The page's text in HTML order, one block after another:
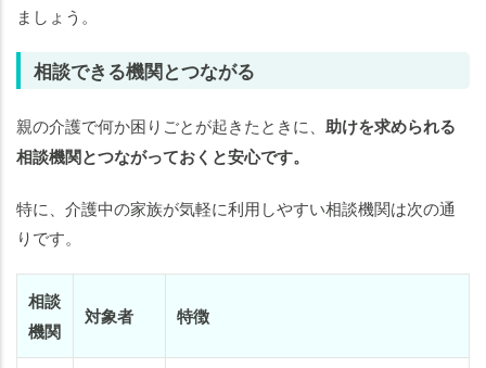
ましょう。
相談できる機関とつながる
親の介護で何か困りごとが起きたときに、 助けを求められる
相談機関とつながっておくと安心です。
特に、介護中の家族が気軽に利用しやすい相談機関は次の通
りです。
相談
機関
対象者 特徴